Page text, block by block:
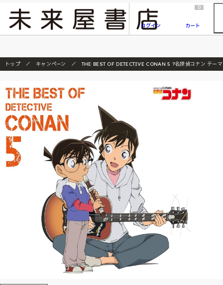
『ONE PIECE magazine 021 ONE PIECEカード付き同梱版』発売延期のご案内
ログイン
0
カート
トップ キャンペーン THE BEST OF DETECTIVE CONAN 5 ?名探偵コナン テー